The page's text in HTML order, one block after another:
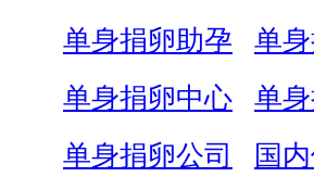
单身捐卵助孕
单
单身捐卵中心
单
单身捐卵公司
国